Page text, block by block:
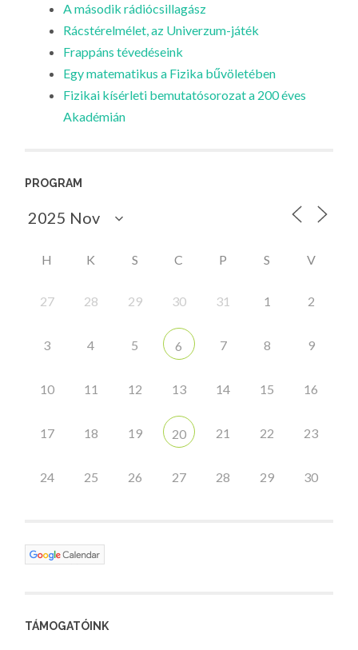
A második rádiócsillagász
Rácstérelmélet, az Univerzum-játék
Frappáns tévedéseink
Egy matematikus a Fizika bűvöletében
Fizikai kísérleti bemutatósorozat a 200 éves
Akadémián
PROGRAM
H K S C P S V
27 28 29 30 31 1 2
3 4 5 6 7 8 9
10 11 12 13 14 15 16
17 18 19 20 21 22 23
24 25 26 27 28 29 30
TÁMOGATÓINK